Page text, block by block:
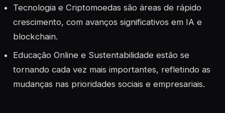
Tecnologia e Criptomoedas são áreas de rápido
crescimento, com avanços significativos em IA e
blockchain.
Educação Online e Sustentabilidade estão se
tornando cada vez mais importantes, refletindo as
mudanças nas prioridades sociais e empresariais.